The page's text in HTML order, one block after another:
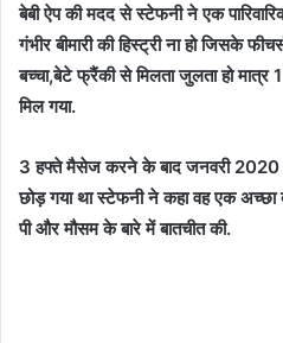
बेबी ऐप की मदद से स्टेफनी ने एक
गंभीर बीमारी की हिस्ट्री ना हो जिसके
बच्चा,बेटे फ्रैंकी से मिलता जुलता हो मात्र
मिल गया.
3 हफ्ते मैसेज करने के बाद जनवरी 2020
छोड़ गया था स्टेफनी ने कहा वह एक अच्छा
पी और मौसम के बारे में बातचीत की.